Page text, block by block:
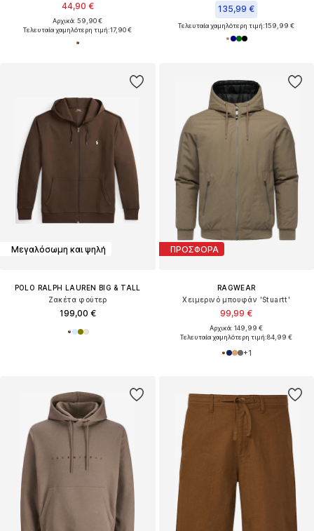
44,90 €
Αρχικά: 59,90 €
Τελευταία χαμηλότερη τιμή:17,90 €
135,99 €
Τελευταία χαμηλότερη τιμή:159,99 €
Μεγαλόσωμη και ψηλή
POLO RALPH LAUREN BIG & TALL
Ζακέτα φούτερ
199,00 €
ΠΡΟΣΦΟΡΑ
RAGWEAR
Χειμερινό μπουφάν 'Stuartt'
99,99 €
Αρχικά: 149,99 €
Τελευταία χαμηλότερη τιμή:84,99 €
+1